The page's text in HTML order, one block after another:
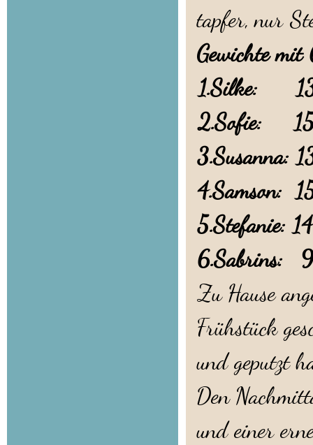
tapfer, nur
Gewichte mit
1.Silke:
2.Sofie:
3.Susanna:
4.Samson:
5.Stefanie:
6.Sabrins:
Zu Hause
Frühstück
und geputzt
Den
und einer